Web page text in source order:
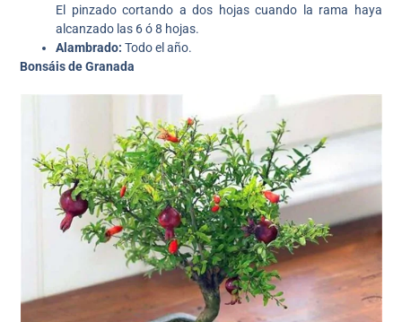
El pinzado cortando a dos hojas cuando la rama haya
alcanzado las 6 ó 8 hojas.
Alambrado: Todo el año.
Bonsáis de Granada